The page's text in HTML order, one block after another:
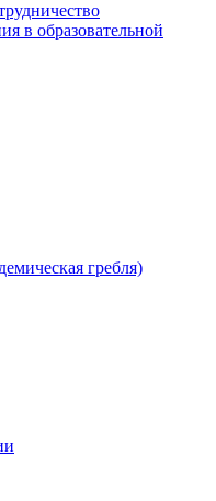
в образовательной
гребля)